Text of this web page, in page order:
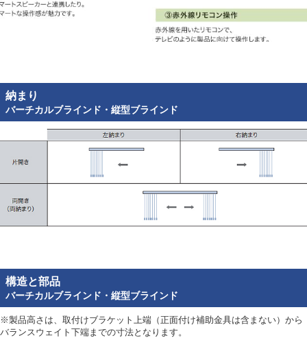
納まり
バーチカルブラインド・縦型ブラインド
構造と部品
バーチカルブラインド・縦型ブラインド
※製品高さは、取付けブラケット上端（正面付け補助金具は含まない）から
バランスウェイト下端までの寸法となります。